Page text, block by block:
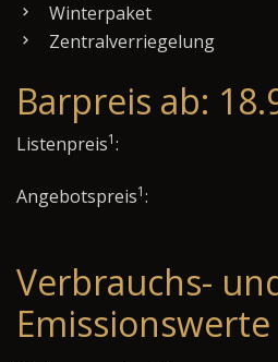
Winterpaket
Zentralverriegelung
Barpreis ab:
Listenpreis1:
Angebotspreis1:
Verbrauchs-
Emissionswerte